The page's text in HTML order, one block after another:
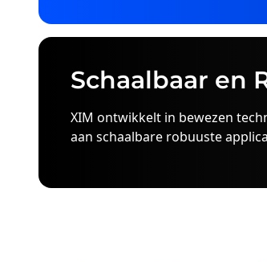
Schaalbaar en
XIM ontwikkelt in bewezen
aan schaalbare robuuste